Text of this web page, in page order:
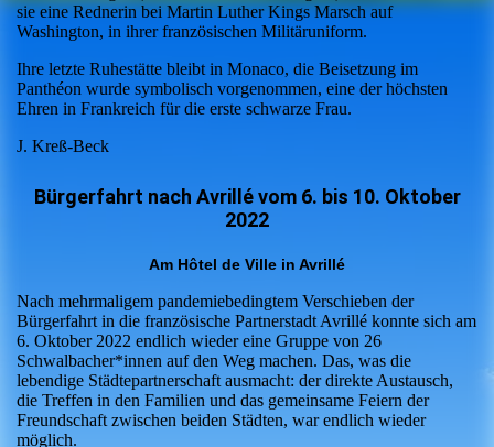
sie eine Rednerin bei Martin Luther Kings Marsch auf
Washington, in ihrer französischen Militäruniform.
Ihre letzte Ruhestätte bleibt in Monaco, die Beisetzung im
Panthéon wurde symbolisch vorgenommen, eine der höchsten
Ehren in Frankreich für die erste schwarze Frau.
J. Kreß-Beck
Bürgerfahrt nach Avrillé vom 6. bis 10. Oktober
2022
Am Hôtel de Ville in Avrillé
Nach mehrmaligem pandemiebedingtem Verschieben der
Bürgerfahrt in die französische Partnerstadt Avrillé konnte sich am
6. Oktober 2022 endlich wieder eine Gruppe von 26
Schwalbacher*innen auf den Weg machen. Das, was die
lebendige Städtepartnerschaft ausmacht: der direkte Austausch,
die Treffen in den Familien und das gemeinsame Feiern der
Freundschaft zwischen beiden Städten, war endlich wieder
möglich.